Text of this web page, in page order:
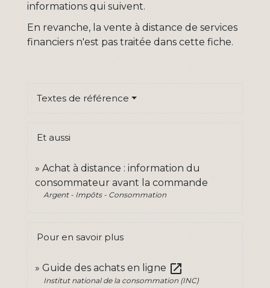
informations qui suivent.
En revanche, la vente à distance de services
financiers n'est pas traitée dans cette fiche.
Textes de référence
Et aussi
Achat à distance : information du
consommateur avant la commande
Argent - Impôts - Consommation
Pour en savoir plus
Guide des achats en ligne open_in_new
Institut national de la consommation (INC)